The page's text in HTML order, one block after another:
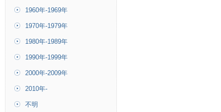
1960年-1969年
1970年-1979年
1980年-1989年
1990年-1999年
2000年-2009年
2010年-
不明